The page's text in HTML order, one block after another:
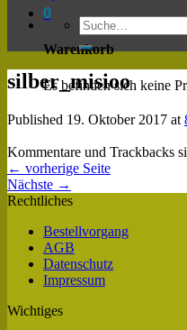
0
Warenkorb
Es befinden sich keine
silber_misioo
Published 19. Oktober 2017 at
Kommentare und Trackbacks
← vorherige Seite
Nächste →
Rechtliches
Bestellvorgang
AGB
Datenschutz
Impressum
Wichtiges